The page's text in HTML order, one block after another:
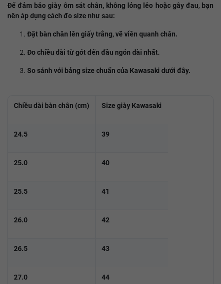
Để đảm bảo giày ôm sát chân, không lỏng lẻo hoặc gây đau, bạn
nên áp dụng cách đo size như sau:
Đặt bàn chân lên giấy trắng, vẽ viền quanh chân.
Đo chiều dài từ gót đến đầu ngón dài nhất.
So sánh với bảng size chuẩn của Kawasaki dưới đây.
Chiều dài bàn chân (cm) Size giày Kawasaki
24.5 39
25.0 40
25.5 41
26.0 42
26.5 43
27.0 44